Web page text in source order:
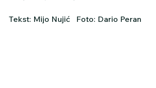
Tekst: Mijo Nujić   Foto: Dario Peran